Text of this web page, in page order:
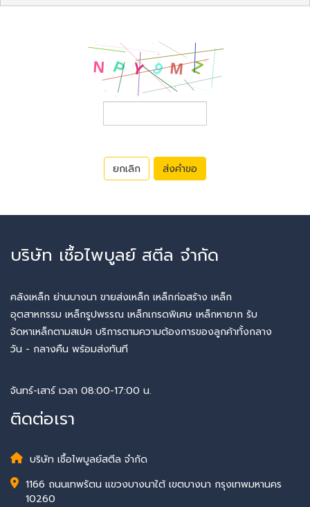
ยกเลิก ส่งคำขอ
บริษัท เชื้อไพบูลย์ สตีล จำกัด
คลังเหล็ก ย่านบางนา ขายส่งเหล็ก เหล็กก่อสร้าง เหล็ก
อุตสาหกรรม เหล็กรูปพรรณ เหล็กเกรดพิเศษ เหล็กหายาก รับ
จัดหาเหล็กตามสเปค บริการตามความต้องการของลูกค้าทั้งกลาง
วัน - กลางคืน พร้อมส่งทันที
จันทร์-เสาร์ เวลา 08:00-17:00 น.
ติดต่อเรา
บริษัท เชื้อไพบูลย์สตีล จำกัด
1166 ถนนเทพรัตน แขวงบางนาใต้ เขตบางนา กรุงเทพมหานคร
10260